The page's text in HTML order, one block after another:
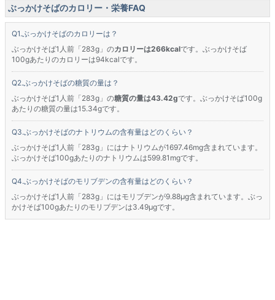
ぶっかけそばのカロリー・栄養FAQ
ぶっかけそばのカロリーは？
ぶっかけそば1人前「283g」のカロリーは266kcalです。ぶっかけそば
100gあたりのカロリーは94kcalです。
ぶっかけそばの糖質の量は？
ぶっかけそば1人前「283g」の糖質の量は43.42gです。ぶっかけそば100g
あたりの糖質の量は15.34gです。
ぶっかけそばのナトリウムの含有量はどのくらい？
ぶっかけそば1人前「283g」にはナトリウムが1697.46mg含まれています。
ぶっかけそば100gあたりのナトリウムは599.81mgです。
ぶっかけそばのモリブデンの含有量はどのくらい？
ぶっかけそば1人前「283g」にはモリブデンが9.88μg含まれています。ぶっ
かけそば100gあたりのモリブデンは3.49μgです。